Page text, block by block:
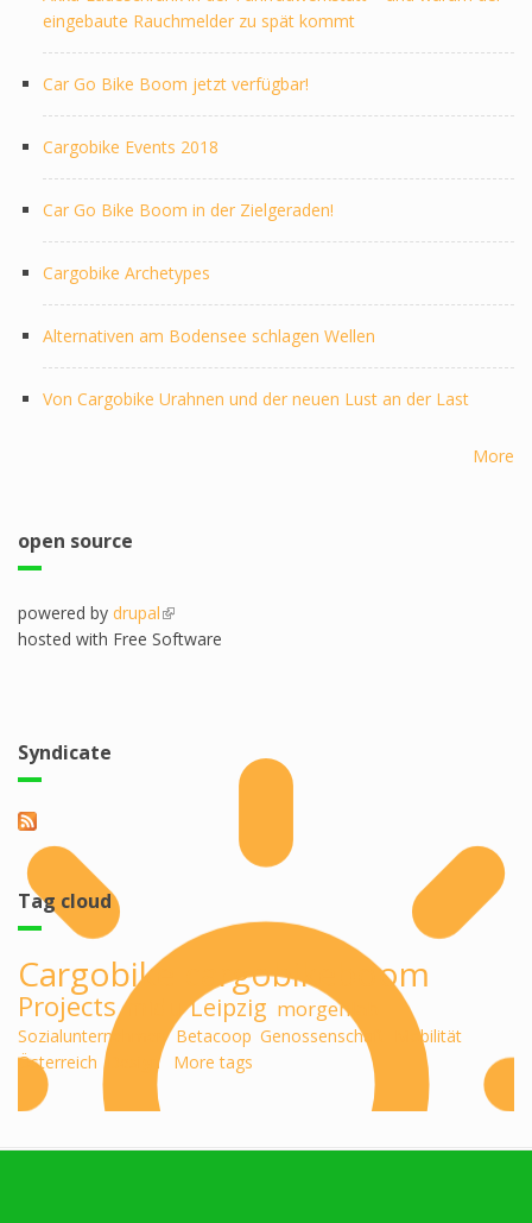
eingebaute Rauchmelder zu spät kommt
Car Go Bike Boom jetzt verfügbar!
Cargobike Events 2018
Car Go Bike Boom in der Zielgeraden!
Cargobike Archetypes
Alternativen am Bodensee schlagen Wellen
Von Cargobike Urahnen und der neuen Lust an der Last
More
open source
powered by drupal(link is external)
hosted with Free Software
Syndicate
Tag cloud
Cargobike cargobikeboom
Projects midu Leipzig morgenlab
Sozialunternehmen Betacoop Genossenschaft
Mobilität
Österreich
Design More tags